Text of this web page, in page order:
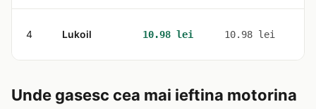
4 Lukoil 10.98 lei 10.98 lei
Unde gasesc cea mai ieftina motorina